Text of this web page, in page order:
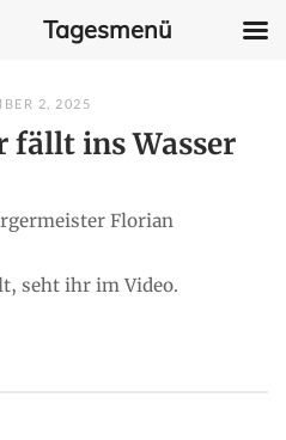
2, 2025
fällt ins Wasser
Florian
seht ihr im Video.
Tagesmenü